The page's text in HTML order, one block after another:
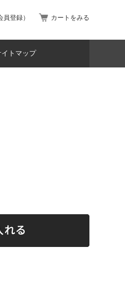
登録） カートをみる
イトマップ